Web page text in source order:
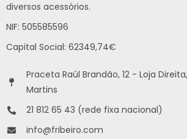
diversos acessórios.
NIF: 505585596
Capital Social: 62349,74€
Praceta Raúl Brandão, 12 - Loja
Martins
21 812 65 43 (rede fixa nacional)
info@fribeiro.com